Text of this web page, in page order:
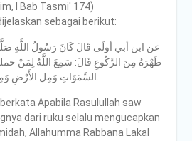
I Bab Tasmi' 174)
sebagai berikut:
عن ابن أبي أولَى قَالَ كَانَ رَسُولُ اللَّهِ
ظَهْرَهُ مِنَ الرَّكُوعِ قَالَ: سَمِعَ اللَّهُ لِمَنْ
السَّمَوَاتِ وَمِل الأَرْضِ وَمِلَ مَا شِعْتَ مِنْ شَيْءٍ بَعْدُ.
Apabila Rasulullah saw
dari ruku selalu mengucapkan
Allahumma Rabbana Lakal